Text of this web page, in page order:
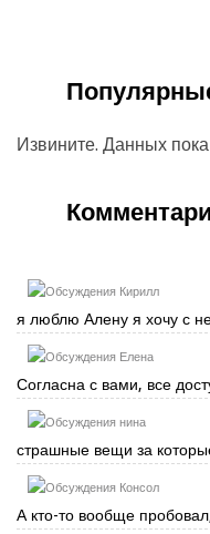
Извините. Данных пока
Кирилл
я люблю Алену я хочу с
Елена
Согласна с вами, все
нина
страшные вещи за
Консол
А кто-то вообще